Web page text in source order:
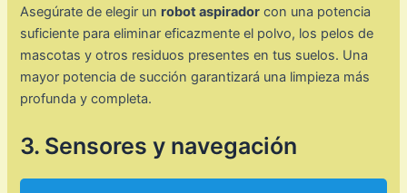
Asegúrate de elegir un robot aspirador con una potencia
suficiente para eliminar eficazmente el polvo, los pelos de
mascotas y otros residuos presentes en tus suelos. Una
mayor potencia de succión garantizará una limpieza más
profunda y completa.
3. Sensores y navegación